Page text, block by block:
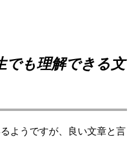
でも理解できる文
ようですが、良い文章と言